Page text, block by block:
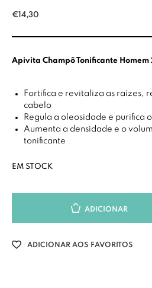
€14,30
Apivita Champô Tonificante Homem
Fortifica e revitaliza as raízes,
cabelo
Regula a oleosidade e purifica
Aumenta a densidade e o
tonificante
EM STOCK
ADICIONAR
ADICIONAR AOS FAVORITOS